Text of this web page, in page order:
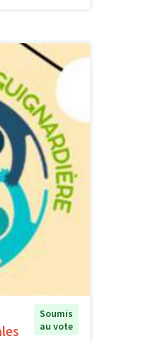
Soumis
au vote